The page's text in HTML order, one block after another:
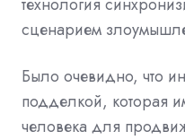
сценарием
Было очевидно, что
подделкой, которая
человека для